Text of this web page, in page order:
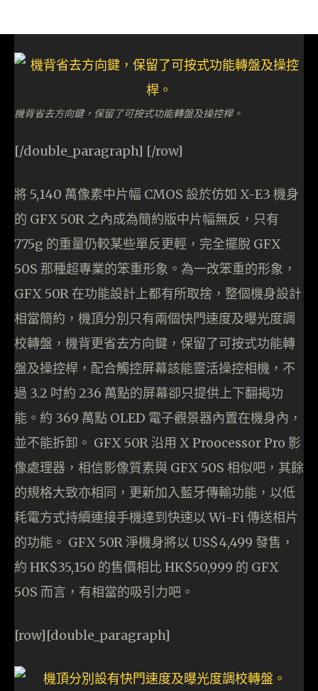
機背省去方向鍵，保留了可按式功能轉盤及操控桿。
[/double_paragraph] [/row]
將 5,140 萬像素中片幅 CMOS 設於仿如 X-E3 機身
的 GFX 50R 之內成為簡約版中片幅無反，只有
775g 的重量仍較某些單反更輕，完全擺脫 GFX
50S 那種超專業的笨重形象。為一改笨重的形象，
GFX 50R 在功能設計上都有所取捨，整個機身設計
相當簡約，機頂分別只有兩個快門速度及曝光度調
校轉盤，機背更省去方向鍵，保留了可按式功能轉
盤及操控桿，配合觸控屏幕該能靈活操控相機，不
過 3.2 吋約 236 萬點的屏幕卻只提供上下翻揭功
能。約 369 萬點 OLED 電子觀景器內置在機身內，
並不能拆卸。 GFX 50R 沿用 X Proocessor Pro 影
像處理器，相信影像質素與 GFX 50S 相似吧，其餘
的規格大致亦相同，更新加入藍牙傳輸功能，以低
耗電方式持續連接手機達到快速以 Wi-Fi 傳送相片
的功能。 GFX 50R 淨機身將以 US$4,499 發售，
約 HK$35,150 的售價相比 HK$50,999 的 GFX
50S 而言，有相當的吸引力吧。
[row][double_paragraph]